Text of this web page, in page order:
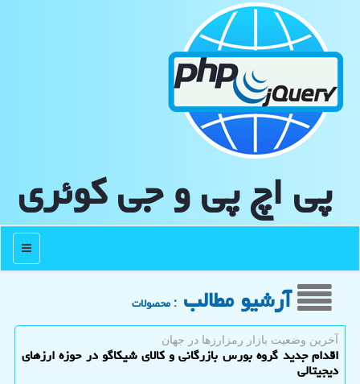
پی اچ پی و جی كوئری
منو
آرشیو مطالب : محصولات
آخرین وضعیت بازار رمزارزها در جهان
اقدام جدید گروه بورس بازرگانی و کالای شیکاگو در حوزه ارزهای
دیجیتالی